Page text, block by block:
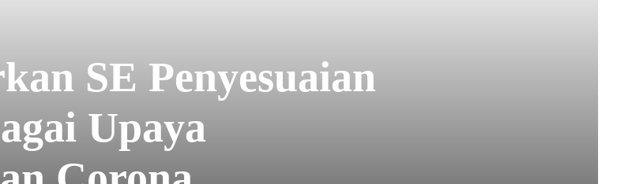
SE Penyesuaian
Upaya